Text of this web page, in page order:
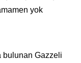
yok
bulunan Gazzeli